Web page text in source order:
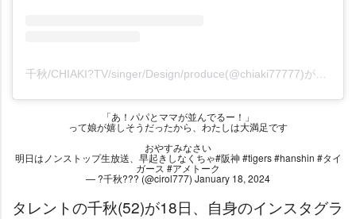
千秋/CHIAKI?TV/singer/Design/produce(@chiaki77777)がシェアした投稿
「あ！パパとママが並んでるー！」
って娘が嬉しそうだったから、わたしは大満足です
おやすみなさい
明日はノンストップ生放送、早起きしなくちゃ#阪神 #tigers #hanshin #タイ
ガース#アメトーク
— ?千秋??? (@cirol777) January 18, 2024
タレントの千秋(52)が18日、自身のインスタグラ